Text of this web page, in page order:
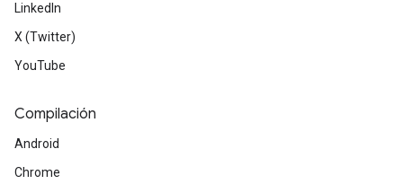
LinkedIn
X (Twitter)
YouTube
Compilación
Android
Chrome